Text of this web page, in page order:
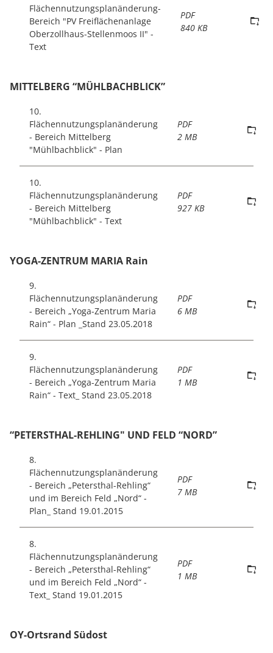
Flächennutzungsplanänderung-
Bereich "PV Freiflächenanlage
Oberzollhaus-Stellenmoos II" -
Text
PDF
840 KB
MITTELBERG “MÜHLBACHBLICK”
10.
Flächennutzungsplanänderung
- Bereich Mittelberg
"Mühlbachblick" - Plan
PDF
2 MB
10.
Flächennutzungsplanänderung
- Bereich Mittelberg
"Mühlbachblick" - Text
PDF
927 KB
YOGA-ZENTRUM MARIA Rain
9.
Flächennutzungsplanänderung
- Bereich „Yoga-Zentrum Maria
Rain“ - Plan _Stand 23.05.2018
PDF
6 MB
9.
Flächennutzungsplanänderung
- Bereich „Yoga-Zentrum Maria
Rain“ - Text_ Stand 23.05.2018
PDF
1 MB
“PETERSTHAL-REHLING" UND FELD “NORD”
8.
Flächennutzungsplanänderung
- Bereich „Petersthal-Rehling“
und im Bereich Feld „Nord“ -
Plan_ Stand 19.01.2015
PDF
7 MB
8.
Flächennutzungsplanänderung
- Bereich „Petersthal-Rehling“
und im Bereich Feld „Nord“ -
Text_ Stand 19.01.2015
PDF
1 MB
OY-Ortsrand Südost